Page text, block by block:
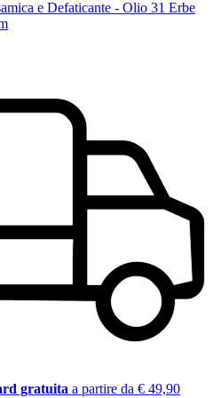
e Defaticante - Olio 31 Erbe
gratuita a partire da € 49,90